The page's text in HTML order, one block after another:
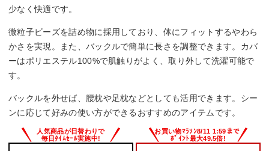
少なく快適です。
微粒子ビーズを詰め物に採用しており、体にフィットするやわら
かさを実現。また、バックルで簡単に長さを調整できます。カバ
ーはポリエステル100%で肌触りがよく、取り外して洗濯可能で
す。
バックルを外せば、腰枕や足枕などとしても活用できます。シー
ンに応じて好みの使い方ができるおすすめのアイテムです。